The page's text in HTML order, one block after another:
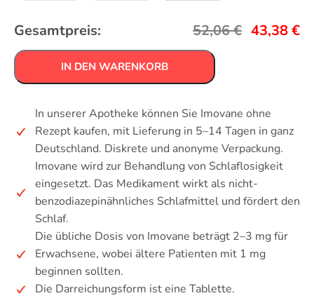
Gesamtpreis: 52,06€ 43,38€
IN DEN WARENKORB
In unserer Apotheke können Sie Imovane ohne
Rezept kaufen, mit Lieferung in 5–14 Tagen in ganz
Deutschland. Diskrete und anonyme Verpackung.
Imovane wird zur Behandlung von Schlaflosigkeit
eingesetzt. Das Medikament wirkt als nicht-
benzodiazepinähnliches Schlafmittel und fördert den
Schlaf.
Die übliche Dosis von Imovane beträgt 2–3 mg für
Erwachsene, wobei ältere Patienten mit 1 mg
beginnen sollten.
Die Darreichungsform ist eine Tablette.